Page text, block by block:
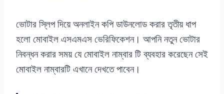
ভোটার স্লিপ দিয়ে অনলাইন কপি ডাউনলোড করার তৃতীয় ধাপ
হলো মোবাইল এসএমএস ভেরিফিকেশন। আপনি নতুন ভোটার
নিবন্ধন করার সময় যে মোবাইল নাম্বার টি ব্যবহার করেছেন সেই
মোবাইল নাম্বারটি এখানে দেখতে পাবেন।